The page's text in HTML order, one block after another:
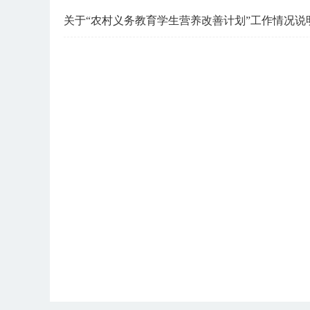
关于“农村义务教育学生营养改善计划”工作情况说